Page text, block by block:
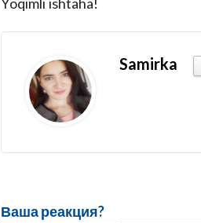
Samirka
Ваша реакция?